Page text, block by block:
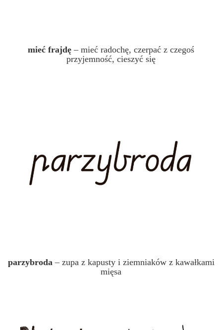
mieć frajdę – mieć radochę, czerpać z czegoś
przyjemność, cieszyć się
parzybroda– zupa z kapusty i ziemniaków z kawałkami
mięsa